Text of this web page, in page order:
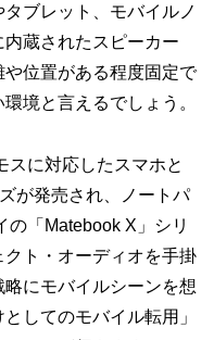
ブレット、モバイルノ
蔵されたスピーカー
位置がある程度固定で
境と言えるでしょう。
スに対応したスマホと
が発売され、ノートパ
の「Matebook X」シリ
ト・オーディオを手掛
にモバイルシーンを想
してのモバイル転用」